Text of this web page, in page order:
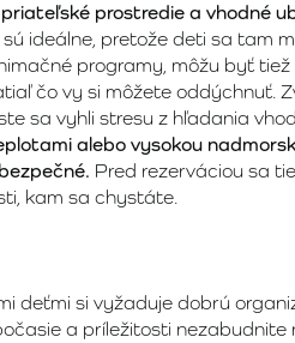
prostredie a vhodné
ideálne, pretože deti sa tam
programy, môžu byť tiež
čo vy si môžete oddýchnuť.
sa vyhli stresu z hľadania
alebo vysokou
Pred rezerváciou sa
kam sa chystáte.
deťmi si vyžaduje dobrú
a príležitosti nezabudnite